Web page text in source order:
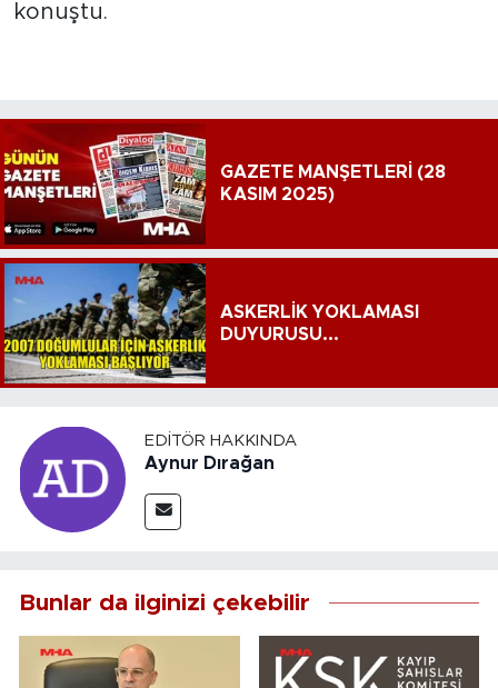
konuştu.
GAZETE MANŞETLERİ (28
KASIM 2025)
ASKERLİK YOKLAMASI
DUYURUSU...
EDITÖR HAKKINDA
Aynur Dırağan
Bunlar da ilginizi çekebilir